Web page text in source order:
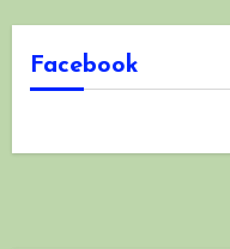
Facebook